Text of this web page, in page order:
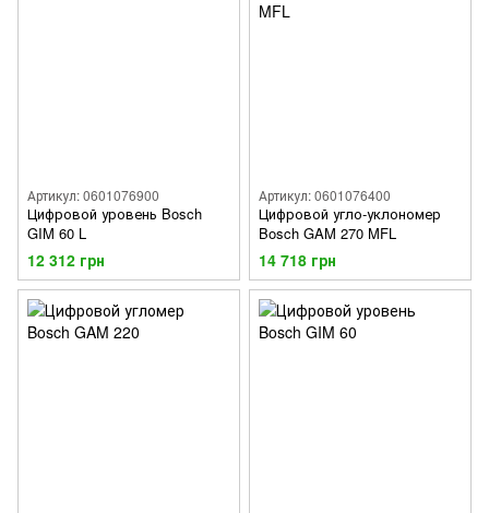
Артикул: 0601076900
Цифровой уровень Bosch
GIM 60 L
12 312 грн
Артикул: 0601076400
Цифровой угло-уклономер
Bosch GAM 270 MFL
14 718 грн